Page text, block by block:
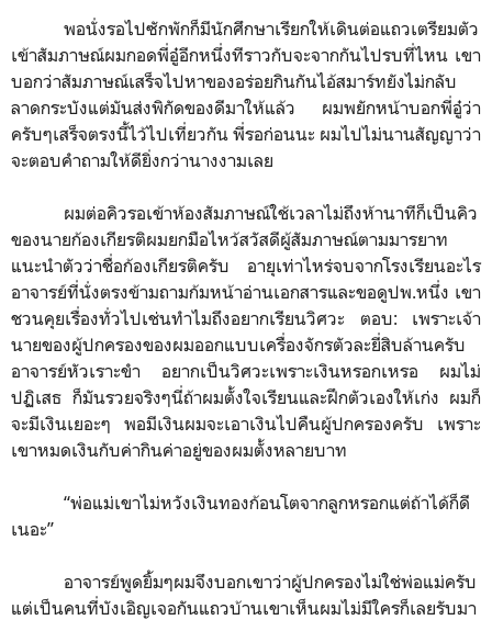
พอนั่งรอไปซักพักก็มีนักศึกษาเรียกให้เดินต่อแถวเตรียมตัว
เข้าสัมภาษณ์ผมกอดพี่อู๋อีกหนึ่งทีราวกับจะจากกันไปรบที่ไหน เขา
บอกว่าสัมภาษณ์เสร็จไปหาของอร่อยกินกันไอ้สมาร์ทยังไม่กลับ
ลาดกระบังแต่มันส่งพิกัดของดีมาให้แล้ว ผมพยักหน้าบอกพี่อู๋ว่า
ครับๆเสร็จตรงนี้ไว้ไปเที่ยวกัน พี่รอก่อนนะ ผมไปไม่นานสัญญาว่า
จะตอบคำถามให้ดียิ่งกว่านางงามเลย
ผมต่อคิวรอเข้าห้องสัมภาษณ์ใช้เวลาไม่ถึงห้านาทีก็เป็นคิว
ของนายก้องเกียรติผมยกมือไหว้สวัสดีผู้สัมภาษณ์ตามมารยาท
แนะนำตัวว่าชื่อก้องเกียรติครับ อายุเท่าไหร่จบจากโรงเรียนอะไร
อาจารย์ที่นั่งตรงข้ามถามก้มหน้าอ่านเอกสารและขอดูปพ.หนึ่ง เขา
ชวนคุยเรื่องทั่วไปเช่นทำไมถึงอยากเรียนวิศวะ ตอบ: เพราะเจ้า
นายของผู้ปกครองของผมออกแบบเครื่องจักรตัวละยี่สิบล้านครับ
อาจารย์หัวเราะขำ อยากเป็นวิศวะเพราะเงินหรอกเหรอ ผมไม่
ปฏิเสธ ก็มันรวยจริงๆนี่ถ้าผมตั้งใจเรียนและฝึกตัวเองให้เก่ง ผมก็
จะมีเงินเยอะๆ พอมีเงินผมจะเอาเงินไปคืนผู้ปกครองครับ เพราะ
เขาหมดเงินกับค่ากินค่าอยู่ของผมตั้งหลายบาท
“พ่อแม่เขาไม่หวังเงินทองก้อนโตจากลูกหรอกแต่ถ้าได้ก็ดี
เนอะ”
อาจารย์พูดยิ้มๆผมจึงบอกเขาว่าผู้ปกครองไม่ใช่พ่อแม่ครับ
แต่เป็นคนที่บังเอิญเจอกันแถวบ้านเขาเห็นผมไม่มีใครก็เลยรับมา